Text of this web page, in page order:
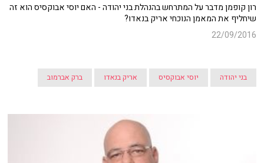
רון קופמן מדבר על המתרחש בהנהלת בני יהודה - האם יוסי אבוקסיס הוא זה
שיחליף את המאמן הנוכחי אריק בנאדו?
22/09/2016
בני יהודה יוסי אבוקסיס אריק בנאדו ברק אברמוב